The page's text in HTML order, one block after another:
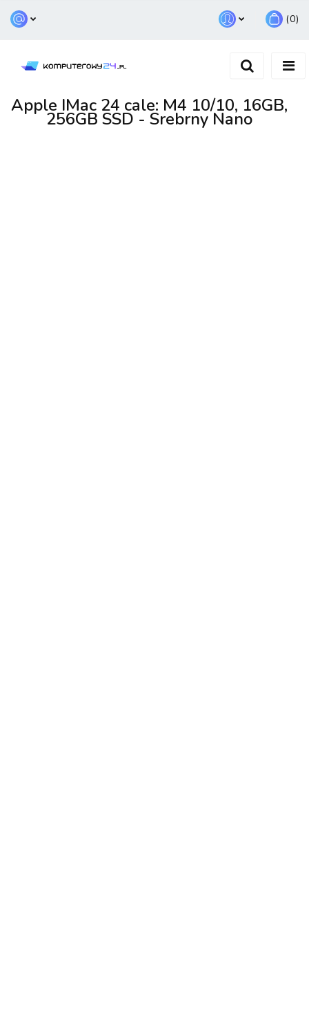
Zarejestruj się
(0)
Apple IMac 24 cale: M4 10/10, 16GB,
256GB SSD - Srebrny Nano